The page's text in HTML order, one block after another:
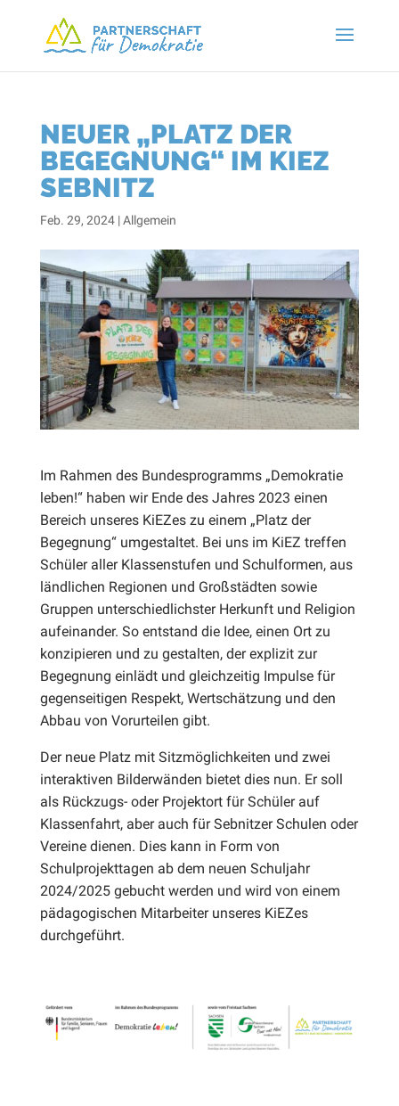
NEUER „PLATZ DER
BEGEGNUNG“ IM KIEZ
SEBNITZ
Feb. 29, 2024|Allgemein
Im Rahmen des Bundesprogramms „Demokratie
leben!“ haben wir Ende des Jahres 2023 einen
Bereich unseres KiEZes zu einem „Platz der
Begegnung“ umgestaltet. Bei uns im KiEZ treffen
Schüler aller Klassenstufen und Schulformen, aus
ländlichen Regionen und Großstädten sowie
Gruppen unterschiedlichster Herkunft und Religion
aufeinander. So entstand die Idee, einen Ort zu
konzipieren und zu gestalten, der explizit zur
Begegnung einlädt und gleichzeitig Impulse für
gegenseitigen Respekt, Wertschätzung und den
Abbau von Vorurteilen gibt.
Der neue Platz mit Sitzmöglichkeiten und zwei
interaktiven Bilderwänden bietet dies nun. Er soll
als Rückzugs- oder Projektort für Schüler auf
Klassenfahrt, aber auch für Sebnitzer Schulen oder
Vereine dienen. Dies kann in Form von
Schulprojekttagen ab dem neuen Schuljahr
2024/2025 gebucht werden und wird von einem
pädagogischen Mitarbeiter unseres KiEZes
durchgeführt.